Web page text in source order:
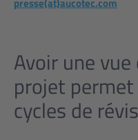
Avoir une
projet
cycles de